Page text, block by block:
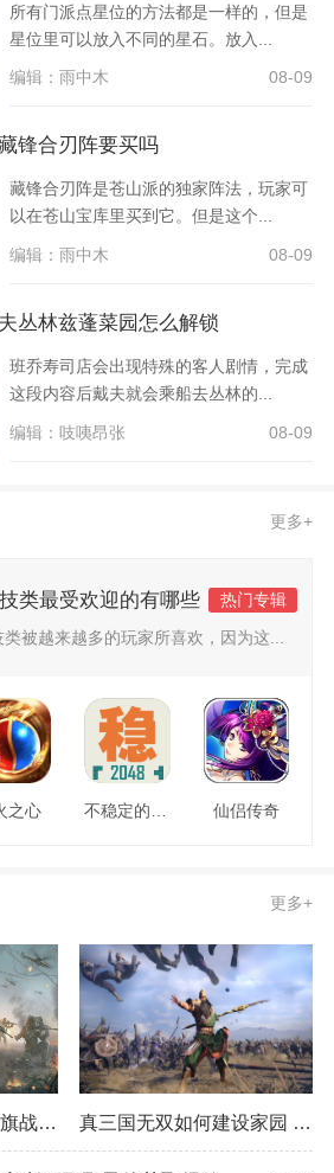
所有门派点星位的方法都是一样的，但是
星位里可以放入不同的星石。放入...
编辑：雨中木 08-09
锋合刃阵要买吗
藏锋合刃阵是苍山派的独家阵法，玩家可
以在苍山宝库里买到它。但是这个...
编辑：雨中木 08-09
丛林兹蓬菜园怎么解锁
班乔寿司店会出现特殊的客人剧情，完成
这段内容后戴夫就会乘船去丛林的...
编辑：吱咦昂张 08-09
更多+
类最受欢迎的有哪些
热门专辑
被越来越多的玩家所喜欢，因为这...
之心 仙侣传奇
更多+
使命召唤刺激打法 夺旗战模式精彩程度 真三国无双如何建设家园 最佳建设方式推荐